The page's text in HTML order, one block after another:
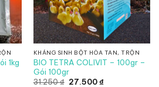
1kg
KHÁNG SINH BỘT HÒA TAN, TRỘN
BIO TETRA COLIVIT – 100gr –
Gói 100gr
31.250₫ Giá
27.500₫Giá